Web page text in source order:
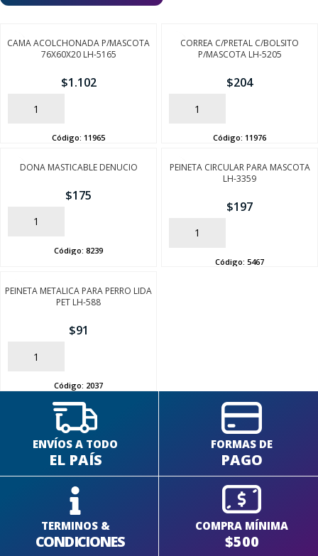
CAMA ACOLCHONADA P/MASCOTA
76X60X20 LH-5165
$1.102
AÑADIR
Código: 11965
CORREA C/PRETAL C/BOLSITO
P/MASCOTA LH-5205
$204
AÑADIR
Código: 11976
DONA MASTICABLE DENUCIO
$175
AÑADIR
Código: 8239
PEINETA CIRCULAR PARA MASCOTA
LH-3359
$197
AÑADIR
Código: 5467
PEINETA METALICA PARA PERRO LIDA
PET LH-588
$91
AÑADIR
Código: 2037
ENVÍOS A TODO
EL PAÍS
FORMAS DE
PAGO
TERMINOS &
CONDICIONES
COMPRA MÍNIMA
$500